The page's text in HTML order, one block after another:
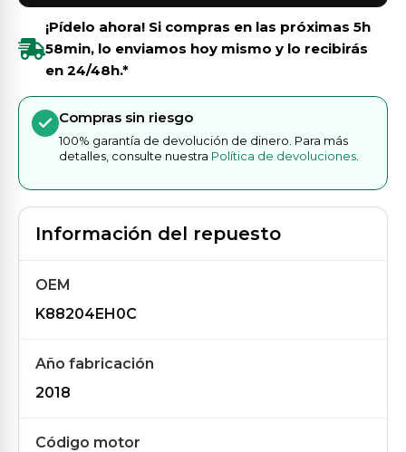
¡Pídelo ahora! Si compras en las próximas 5h
58min, lo enviamos hoy mismo y lo recibirás
en 24/48h.*
Compras sin riesgo
100% garantía de devolución de dinero. Para más
detalles, consulte nuestra Política de devoluciones
Información del repuesto
OEM
K88204EH0C
Año fabricación
2018
Código motor